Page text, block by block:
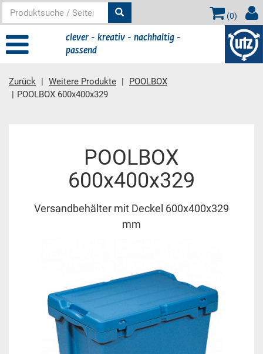
(0)
clever - kreativ - nachhaltig -
passend
Zurück Weitere Produkte
POOLBOX
POOLBOX 600x400x329
POOLBOX
600x400x329
Versandbehälter mit Deckel 600x400x329
mm